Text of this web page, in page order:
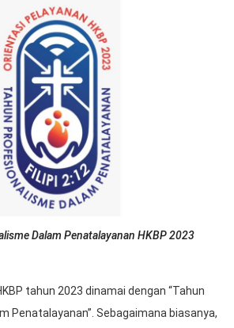
Dalam Penatalayanan HKBP 2023
tahun 2023 dinamai dengan “Tahun
Penatalayanan”. Sebagaimana biasanya,